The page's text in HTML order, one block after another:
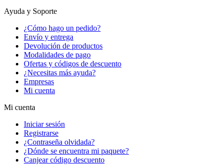
Ayuda y Soporte
¿Cómo hago un pedido?
Envío y entrega
Devolución de productos
Modalidades de pago
Ofertas y códigos de descuento
¿Necesitas más ayuda?
Empresas
Mi cuenta
Mi cuenta
Iniciar sesión
Registrarse
¿Contraseña olvidada?
¿Dónde se encuentra mi paquete?
Canjear código descuento